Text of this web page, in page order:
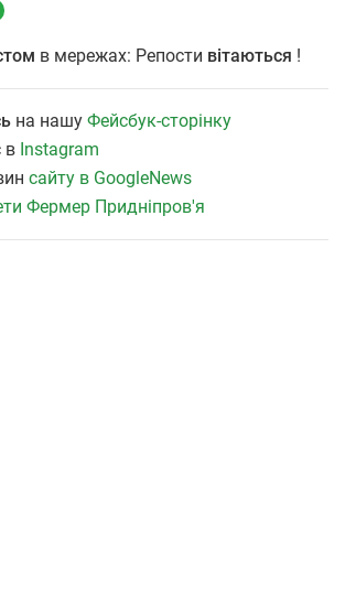
в мережах: Репости вітаються !
на нашу Фейсбук-сторінку
в Instagram
сайту в GoogleNews
Фермер Придніпров'я